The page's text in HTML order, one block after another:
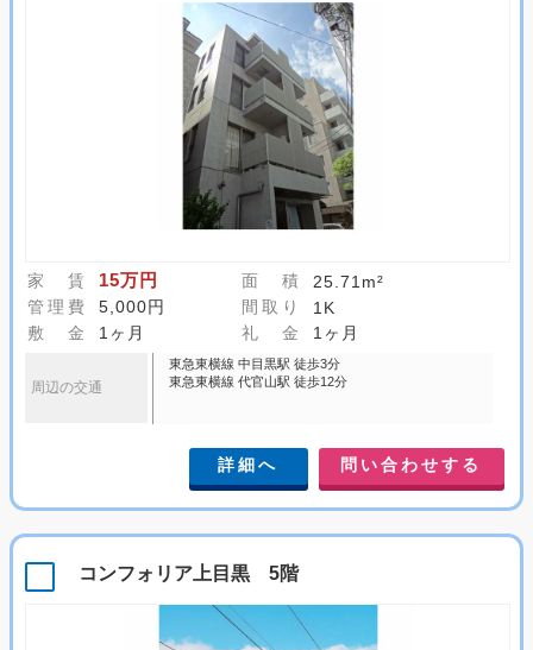
家 賃 15万円 面 積
25.71m²
管理費
5,000円 間取り
1K
敷 金
1ヶ月 礼 金 1ヶ月
周辺の交通
東急東横線 中目黒駅 徒歩3分
東急東横線 代官山駅 徒歩12分
詳細へ 問い合わせする
コンフォリア上目黒 5階